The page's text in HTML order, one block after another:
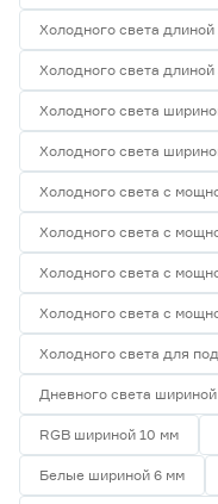
Холодного света длиной
Холодного света длиной
Холодного света
Холодного света
Холодного света с
Холодного света с
Холодного света с
Холодного света с
Холодного света для
Дневного света
RGB шириной 10 мм
Белые шириной 6 мм